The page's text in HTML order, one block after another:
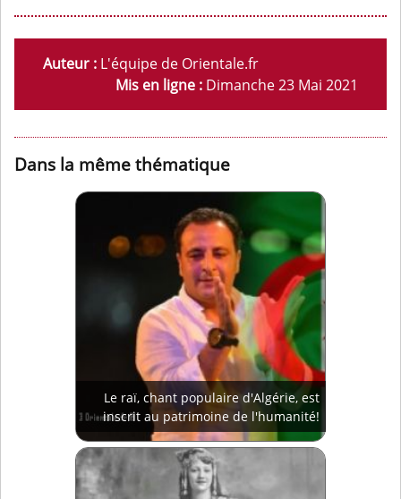
Auteur : L'équipe de Orientale.fr
Mis en ligne : Dimanche 23 Mai 2021
Dans la même thématique
Le raï, chant populaire d'Algérie, est
inscrit au patrimoine de l'humanité!